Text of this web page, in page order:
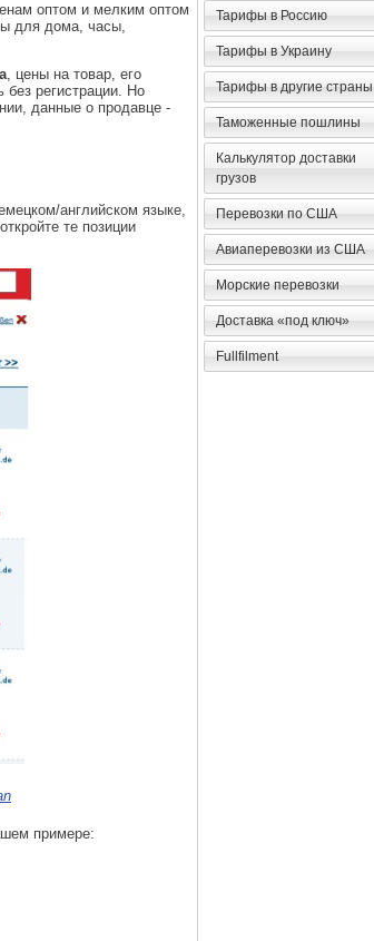
оптом и мелким оптом
для дома, часы,
, цены на товар, его
без регистрации. Но
данные о продавце -
английском языке,
те позиции
примере:
Тарифы в Россию
Тарифы в Украину
Тарифы в другие страны
Таможенные пошлины
Калькулятор доставки
грузов
Перевозки по США
Авиаперевозки из США
Морские перевозки
Доставка «под ключ»
Fullfilment